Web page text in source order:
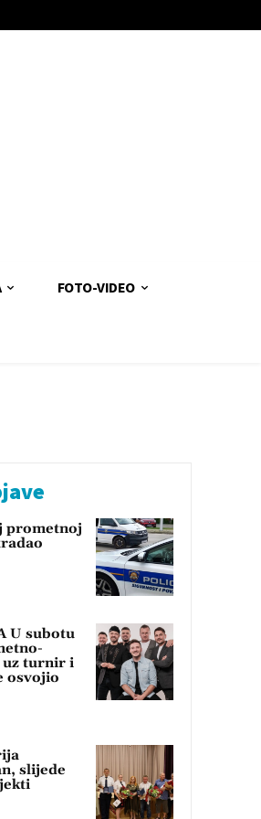
FOTO-VIDEO
prometnoj
U subotu
uz turnir i
osvojio
slijede